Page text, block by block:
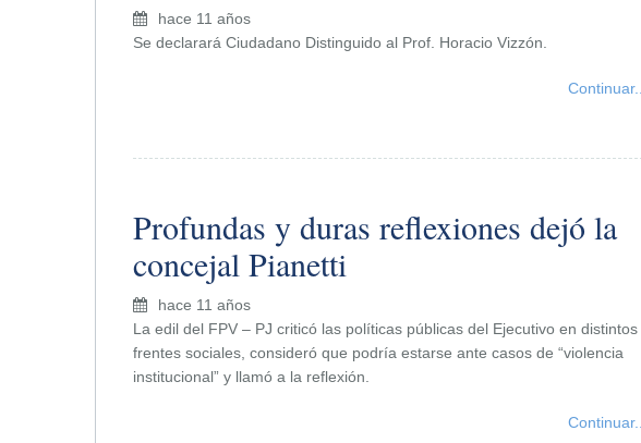
hace 11 años
Se declarará Ciudadano Distinguido al Prof. Horacio Vizzón.
Continuar...
Profundas y duras reflexiones dejó la
concejal Pianetti
hace 11 años
La edil del FPV – PJ criticó las políticas públicas del Ejecutivo en distintos
frentes sociales, consideró que podría estarse ante casos de “violencia
institucional” y llamó a la reflexión.
Continuar...